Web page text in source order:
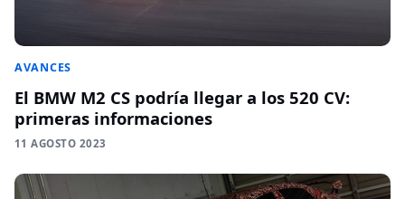
AVANCES
El BMW M2 CS podría llegar a los 520 CV:
primeras informaciones
11 AGOSTO 2023